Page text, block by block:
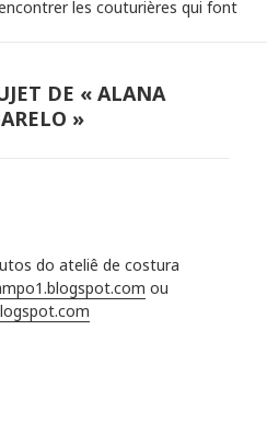
les couturières qui font
DE « ALANA
»
do ateliê de costura
ou